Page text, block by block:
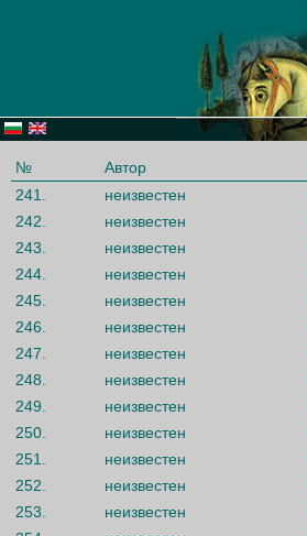
№ Автор
241.
неизвестен
242.
неизвестен
243.
неизвестен
244.
неизвестен
245.
неизвестен
246.
неизвестен
247.
неизвестен
248.
неизвестен
249.
неизвестен
250.
неизвестен
251.
неизвестен
252.
неизвестен
253.
неизвестен